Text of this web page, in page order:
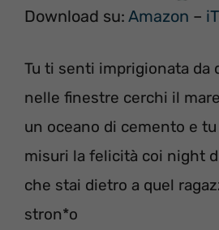
Download su: Amazon –
Tu ti senti imprigionata da
nelle finestre cerchi il
un oceano di cemento e
misuri la felicità coi night
che stai dietro a quel
stron*o